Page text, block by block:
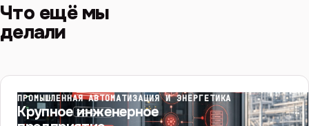
Что ещё мы
делали
ПРОМЫШЛЕННАЯ АВТОМАТИЗАЦИЯ И ЭНЕРГЕТИКА
Крупное инженерное